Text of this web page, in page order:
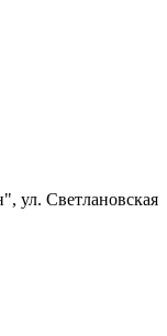
ул. Светлановская